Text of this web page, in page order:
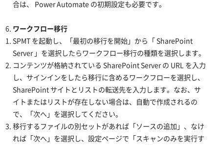
合は、 Power Automate の初期設定も必要です。
ワークフロー移行
SPMT を起動し、「最初の移行を開始」から「 SharePoint
Server 」を選択したらワークフロー移行の種類を選択します。
コンテンツが格納されている SharePoint Server の URL を入力
し、サインインをしたら移行に含めるワークフローを選択し、
SharePoint サイトとリストの転送先を入力します。なお、サ
イトまたはリストが存在しない場合は、自動で作成されるの
で、「次へ」を選択してください。
移行するファイルの別セットがあれば「ソースの追加」、なけ
れば「次へ」を選択し、設定ページで「スキャンのみを実行す